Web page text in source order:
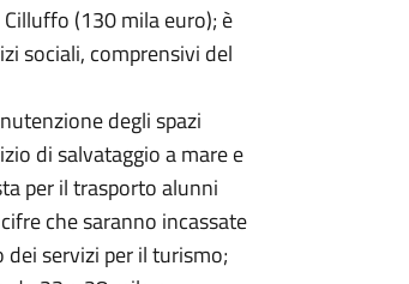
(130 mila euro); è
sociali, comprensivi del
degli spazi
di salvataggio a mare e
per il trasporto alunni
che saranno incassate
servizi per il turismo;